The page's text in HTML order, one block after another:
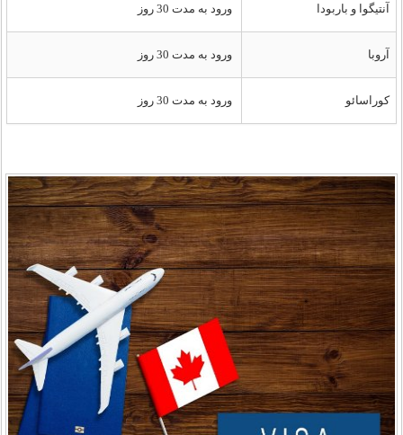
آنتیگوا و باربودا ورود به مدت 30 روز
آروبا ورود به مدت 30 روز
کوراسائو ورود به مدت 30 روز